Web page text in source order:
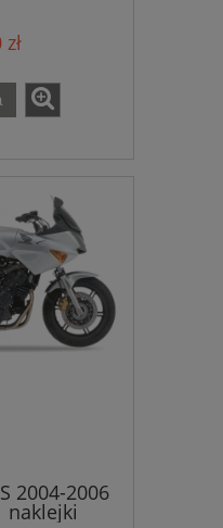
2004-2006
naklejki